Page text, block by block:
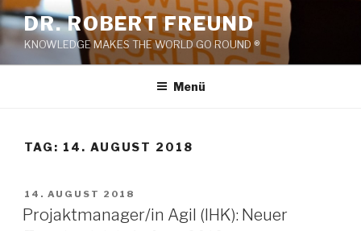
Zum
Inhalt
springen
DR. ROBERT FREUND
KNOWLEDGE MAKES THE WORLD GO ROUND ®
Menü
TAG: 14. AUGUST 2018
VERÖFFENTLICHT
AM
14. AUGUST 2018
Projaktmanager/in Agil (IHK): Neuer